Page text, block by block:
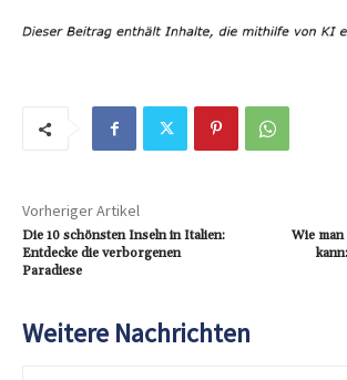
Vorheriger Artikel
Die 10 schönsten Inseln in Italien:
Entdecke die verborgenen
Paradiese
Wie
Weitere Nachrichten